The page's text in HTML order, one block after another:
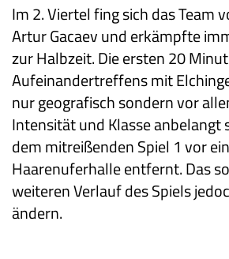
Im 2. Viertel fing sich das Team
Artur Gacaev und erkämpfte
zur Halbzeit. Die ersten 20
Aufeinandertreffens mit
nur geografisch sondern vor
Intensität und Klasse anbelangt
dem mitreißenden Spiel 1 vor
Haarenuferhalle entfernt. Das
weiteren Verlauf des Spiels
ändern.